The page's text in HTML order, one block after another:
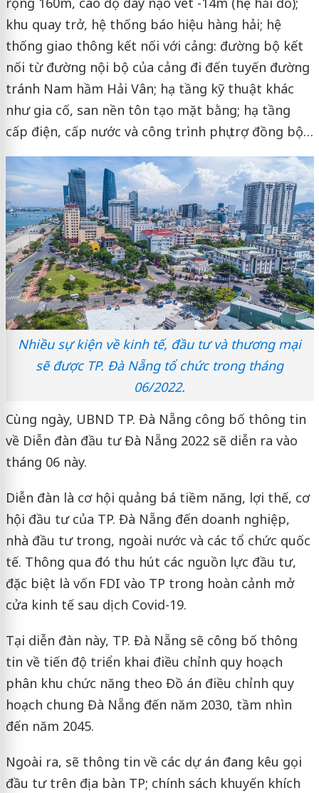
khu quay trở, hệ thống báo hiệu hàng hải; hệ
thống giao thông kết nối với cảng: đường bộ kết
nối từ đường nội bộ của cảng đi đến tuyến đường
tránh Nam hầm Hải Vân; hạ tầng kỹ thuật khác
như gia cố, san nền tôn tạo mặt bằng; hạ tầng
cấp điện, cấp nước và công trình phụ trợ đồng bộ…
Nhiều sự kiện về kinh tế, đầu tư và thương mại
sẽ được TP. Đà Nẵng tổ chức trong tháng
06/2022.
Cùng ngày, UBND TP. Đà Nẵng công bố thông tin
về Diễn đàn đầu tư Đà Nẵng 2022 sẽ diễn ra vào
tháng 06 này.
Diễn đàn là cơ hội quảng bá tiềm năng, lợi thế, cơ
hội đầu tư của TP. Đà Nẵng đến doanh nghiệp,
nhà đầu tư trong, ngoài nước và các tổ chức quốc
tế. Thông qua đó thu hút các nguồn lực đầu tư,
đặc biệt là vốn FDI vào TP trong hoàn cảnh mở
cửa kinh tế sau dịch Covid-19.
Tại diễn đàn này, TP. Đà Nẵng sẽ công bố thông
tin về tiến độ triển khai điều chỉnh quy hoạch
phân khu chức năng theo Đồ án điều chỉnh quy
hoạch chung Đà Nẵng đến năm 2030, tầm nhìn
đến năm 2045.
Ngoài ra, sẽ thông tin về các dự án đang kêu gọi
đầu tư trên địa bàn TP; chính sách khuyến khích